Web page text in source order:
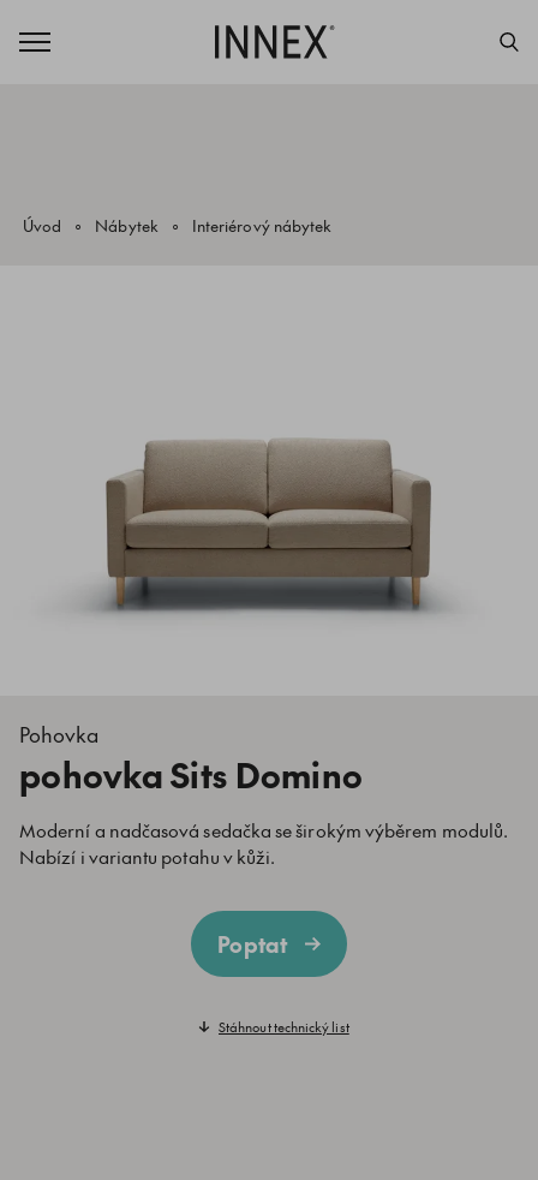
Úvod Nábytek Interiérový nábytek
Pohovka
pohovka Sits Domino
Moderní a nadčasová sedačka se širokým výběrem modulů.
Nabízí i variantu potahu v kůži.
Poptat
Stáhnout technický list